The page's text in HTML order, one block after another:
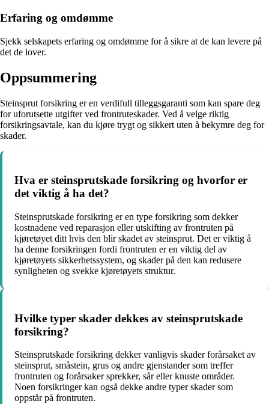
Erfaring og omdømme
Sjekk selskapets erfaring og omdømme for å sikre at de kan levere på
det de lover.
Oppsummering
Steinsprut forsikring er en verdifull tilleggsgaranti som kan spare deg
for uforutsette utgifter ved frontruteskader. Ved å velge riktig
forsikringsavtale, kan du kjøre trygt og sikkert uten å bekymre deg for
skader.
Hva er steinsprutskade forsikring og hvorfor er
det viktig å ha det?
Steinsprutskade forsikring er en type forsikring som dekker
kostnadene ved reparasjon eller utskifting av frontruten på
kjøretøyet ditt hvis den blir skadet av steinsprut. Det er viktig å
ha denne forsikringen fordi frontruten er en viktig del av
kjøretøyets sikkerhetssystem, og skader på den kan redusere
synligheten og svekke kjøretøyets struktur.
Hvilke typer skader dekkes av steinsprutskade
forsikring?
Steinsprutskade forsikring dekker vanligvis skader forårsaket av
steinsprut, småstein, grus og andre gjenstander som treffer
frontruten og forårsaker sprekker, sår eller knuste områder.
Noen forsikringer kan også dekke andre typer skader som
oppstår på frontruten.